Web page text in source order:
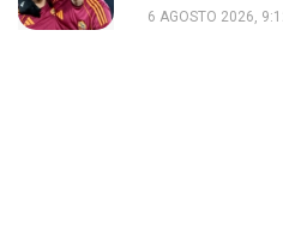
6 AGOSTO 2026,